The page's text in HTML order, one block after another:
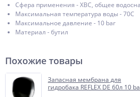
Сфера применения - ХВС, общее
Максимальная температура воды - 70С
Максимальное давление - 10 bar
Материал - бутил
Похожие товары
Запасная мембрана для
гидробака REFLEX DE 60л 10